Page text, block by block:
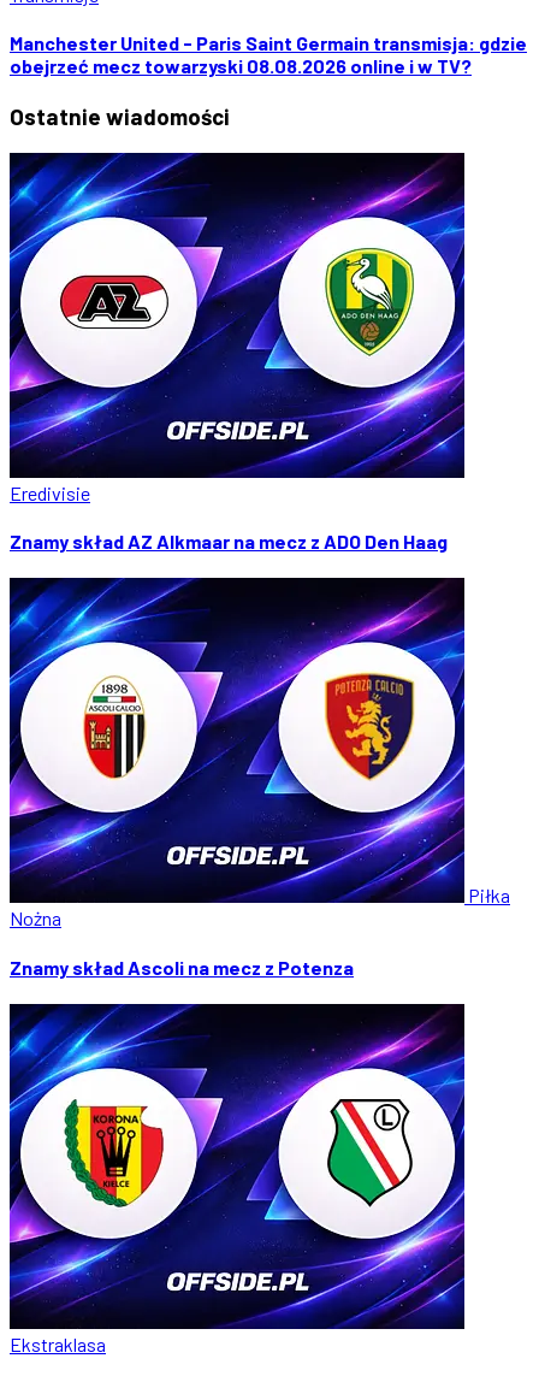
Manchester United - Paris Saint Germain transmisja: gdzie
obejrzeć mecz towarzyski 08.08.2026 online i w TV?
Ostatnie wiadomości
Eredivisie
Znamy skład AZ Alkmaar na mecz z ADO Den Haag
Piłka
Nożna
Znamy skład Ascoli na mecz z Potenza
Ekstraklasa